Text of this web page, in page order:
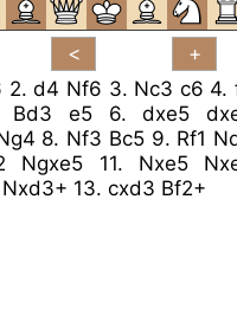
2.d4 Nf6 3. Nc3 c6 4.
Bd3 e5 6.dxe5
8. Nf3 Bc5 9. Rf1
Ngxe5 11. Nxe5
Nxd3+ 13. cxd3 Bf2+